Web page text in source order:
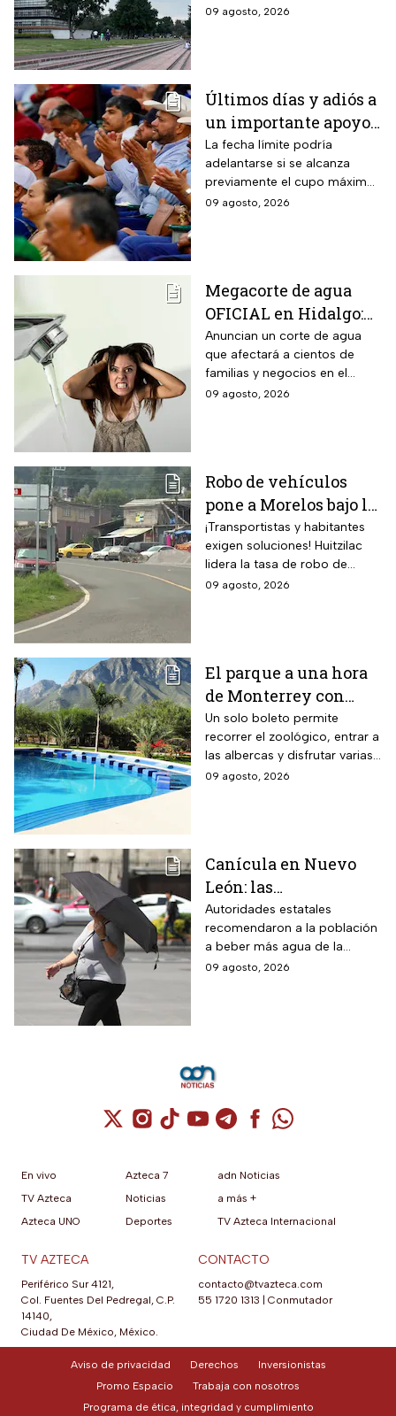
examen de admisión de nivel
09 agosto, 2026
Últimos días y adiós a
un importante apoyo
en Sinaloa: hasta el 15
de agosto
permanecerá abierto
el registro para este
La fecha límite podría
adelantarse si se alcanza
previamente el cupo máximo
de productores establecido
09 agosto, 2026
Megacorte de agua
OFICIAL en Hidalgo:
Colonias se quedan
sin servicio del 11 al
14 de agosto
Anuncian un corte de agua
que afectará a cientos de
familias y negocios en el
municipio de Pachuca, a lo
09 agosto, 2026
Robo de vehículos
pone a Morelos bajo la
lupa: Huitzilac
registra la mayor tasa
del país
¡Transportistas y habitantes
exigen soluciones! Huitzilac
lidera la tasa de robo de
vehículos en México, con 78
09 agosto, 2026
El parque a una hora
de Monterrey con
zoológico, tirolesa y
alberca: esto cuesta la
entrada en agosto de
2026
Un solo boleto permite
recorrer el zoológico, entrar a
las albercas y disfrutar varias
áreas recreativas cerca de
09 agosto, 2026
Canícula en Nuevo
León: las
recomendaciones de
la Secretaría de Medio
Ambiente para
proteger a los adultos
Autoridades estatales
recomendaron a la población
a beber más agua de la
habitual
09 agosto, 2026
Cuenta de X / Twitter (se abre en una
Cuenta de Instagram (se abre en una
Cuenta de TikTok (se abre en
Cuenta de YouTube (se abre
Cuenta de Telegram (se
Cuenta de
Cuenta de
En vivo
TV Azteca
Azteca UNO
Azteca 7
Noticias
Deportes
adn Noticias
a más +
TV Azteca Internacional
TV AZTECA
Periférico Sur 4121,
Col. Fuentes Del Pedregal, C.P.
14140,
Ciudad De México, México.
CONTACTO
contacto@tvazteca.com
55 1720 1313
Conmutador
Aviso de privacidad Derechos
Inversionistas
Promo Espacio
Trabaja con nosotros
Programa de ética, integridad y cumplimiento